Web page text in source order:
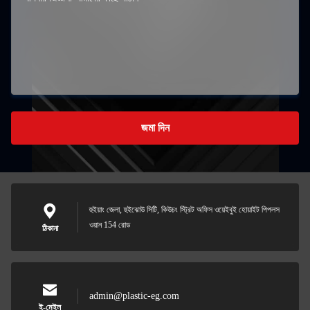
জমা দিন
ঠিকানা
হুইয়াং জেলা, হুইঝোউ সিটি, কিউচং স্ট্রিট অফিস ওয়েইবুই হোয়াইট পিপলস
ওয়ান 154 রোড
ই-মেইল
admin@plastic-eg.com